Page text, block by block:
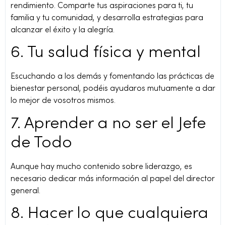
rendimiento. Comparte tus aspiraciones para ti, tu
familia y tu comunidad, y desarrolla estrategias para
alcanzar el éxito y la alegría.
6. Tu salud física y mental
Escuchando a los demás y fomentando las prácticas de
bienestar personal, podéis ayudaros mutuamente a dar
lo mejor de vosotros mismos.
7. Aprender a no ser el Jefe
de Todo
Aunque hay mucho contenido sobre liderazgo, es
necesario dedicar más información al papel del director
general.
8. Hacer lo que cualquiera